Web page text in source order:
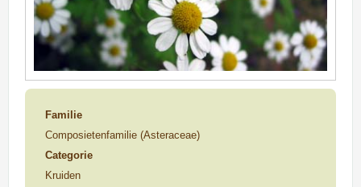
Familie
Composietenfamilie (Asteraceae)
Categorie
Kruiden